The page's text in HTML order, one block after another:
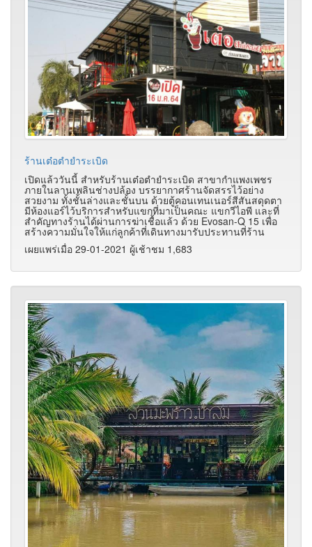
ร้านเต๋อตำยำระเบิด
เปิดแล้ววันนี้ สำหรับร้านเต๋อตำยำระเบิด สาขากำแพงเพชร
ภายในลานเพลินช่างปล้อง บรรยากาศร้านจัดสรรไว้อย่าง
สวยงาม ทั้งชั้นล่างและชั้นบน ด้วยตู้คอนเทนเนอร์สีสันสดุดตา
มีห้องแอร์ไว้บริการสำหรับแขกที่มาเป็นคณะ แขกวีไอพี และที่
สำคัญทางร้านได้ผ่านการฆ่าเชื้อแล้ว ด้วย Evosan-Q 15 เพื่อ
สร้างความมั่นใจให้แก่ลูกค้าที่เดินทางมารับประทานที่ร้าน
เผยแพร่เมื่อ 29-01-2021 ผู้เช้าชม 1,683